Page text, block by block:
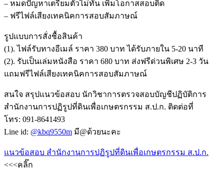
– หมดปัญหาเตรียมตัวไม่ทัน เพิ่มโอกาสสอบติด
– ฟรีไฟล์เสียงเทคนิคการสอบสัมภาษณ์
รูปแบบการสั่งชื้อสินค้า
(1). ไฟล์รับทางอีเมล์ ราคา 380 บาท ได้รับภายใน 5-20 นาที
(2). รับเป็นเล่มหนังสือ ราคา 680 บาท ส่งฟรีด่วนพิเศษ 2-3 วัน
แถมฟรีไฟล์เสียงเทคนิคการสอบสัมภาษณ์
สนใจ สรุปแนวข้อสอบ นักวิชาการตรวจสอบบัญชีปฏิบัติการ
สำนักงานการปฏิรูปที่ดินเพื่อเกษตรกรรม ส.ป.ก. ติดต่อที่
โทร: 091-8641493
Line id: @kbq9550m มี@ด้วยนะคะ
แนวข้อสอบ สำนักงานการปฏิรูปที่ดินเพื่อเกษตรกรรม ส.ป.ก.
<<<คลิ๊ก